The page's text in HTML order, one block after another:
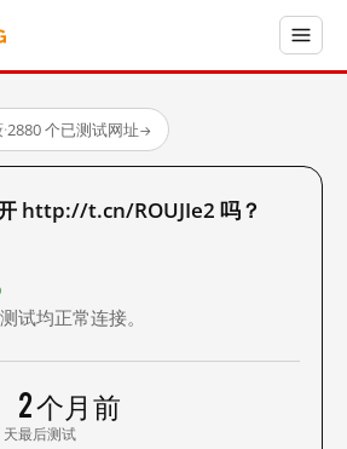
·2880 个已测试网址→
http://t.cn/ROUJIe2 吗？
试均正常连接。
天
2 个月前
最后测试